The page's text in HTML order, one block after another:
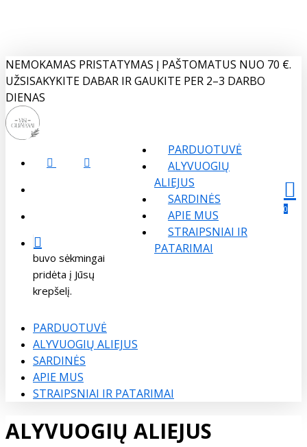
content
NEMOKAMAS PRISTATYMAS Į PAŠTOMATUS NUO 70 €.
UŽSISAKYKITE DABAR IR GAUKITE PER 2–3 DARBO
DIENAS
FACEBOOKINSTAGRAM
buvo sėkmingai
pridėta į Jūsų
krepšelį.
0
Menu
PARDUOTUVĖ
ALYVUOGIŲ
ALIEJUS
SARDINĖS
APIE MUS
STRAIPSNIAI IR
PATARIMAI
PARDUOTUVĖ
ALYVUOGIŲ ALIEJUS
SARDINĖS
APIE MUS
STRAIPSNIAI IR PATARIMAI
ALYVUOGIŲ ALIEJUS